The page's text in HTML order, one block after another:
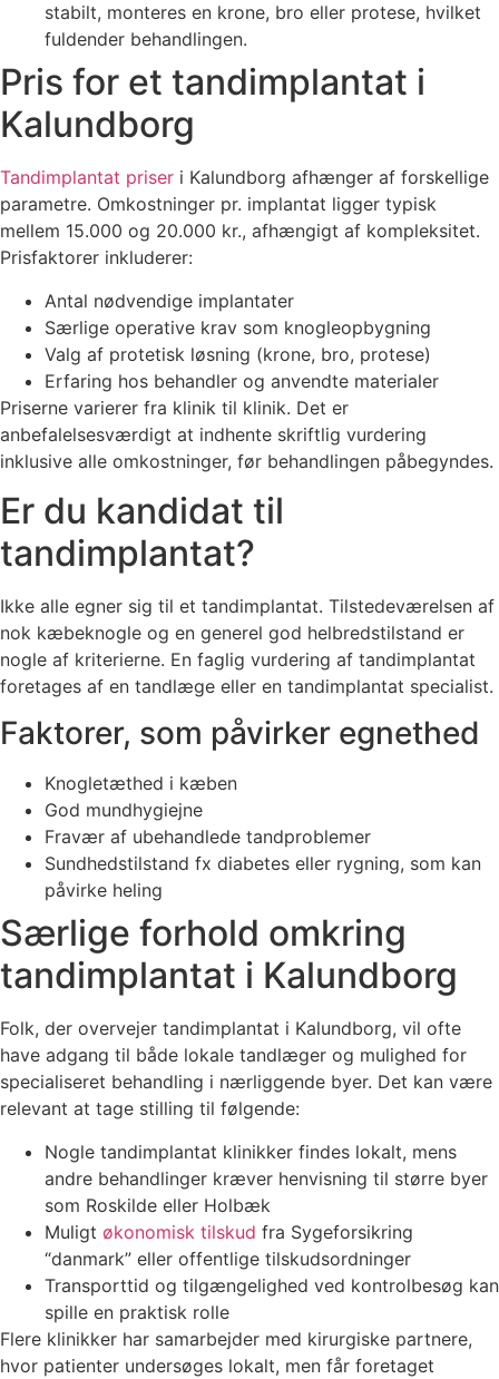
stabilt, monteres en krone, bro eller protese, hvilket
fuldender behandlingen.
Pris for et tandimplantat i
Kalundborg
Tandimplantat priser i Kalundborg afhænger af forskellige
parametre. Omkostninger pr. implantat ligger typisk
mellem 15.000 og 20.000 kr., afhængigt af kompleksitet.
Prisfaktorer inkluderer:
Antal nødvendige implantater
Særlige operative krav som knogleopbygning
Valg af protetisk løsning (krone, bro, protese)
Erfaring hos behandler og anvendte materialer
Priserne varierer fra klinik til klinik. Det er
anbefalelsesværdigt at indhente skriftlig vurdering
inklusive alle omkostninger, før behandlingen påbegyndes.
Er du kandidat til
tandimplantat?
Ikke alle egner sig til et tandimplantat. Tilstedeværelsen af
nok kæbeknogle og en generel god helbredstilstand er
nogle af kriterierne. En faglig vurdering af tandimplantat
foretages af en tandlæge eller en tandimplantat specialist.
Faktorer, som påvirker egnethed
Knogletæthed i kæben
God mundhygiejne
Fravær af ubehandlede tandproblemer
Sundhedstilstand fx diabetes eller rygning, som kan
påvirke heling
Særlige forhold omkring
tandimplantat i Kalundborg
Folk, der overvejer tandimplantat i Kalundborg, vil ofte
have adgang til både lokale tandlæger og mulighed for
specialiseret behandling i nærliggende byer. Det kan være
relevant at tage stilling til følgende:
Nogle tandimplantat klinikker findes lokalt, mens
andre behandlinger kræver henvisning til større byer
som Roskilde eller Holbæk
Muligt økonomisk tilskud fra Sygeforsikring
“danmark” eller offentlige tilskudsordninger
Transporttid og tilgængelighed ved kontrolbesøg kan
spille en praktisk rolle
Flere klinikker har samarbejder med kirurgiske partnere,
hvor patienter undersøges lokalt, men får foretaget